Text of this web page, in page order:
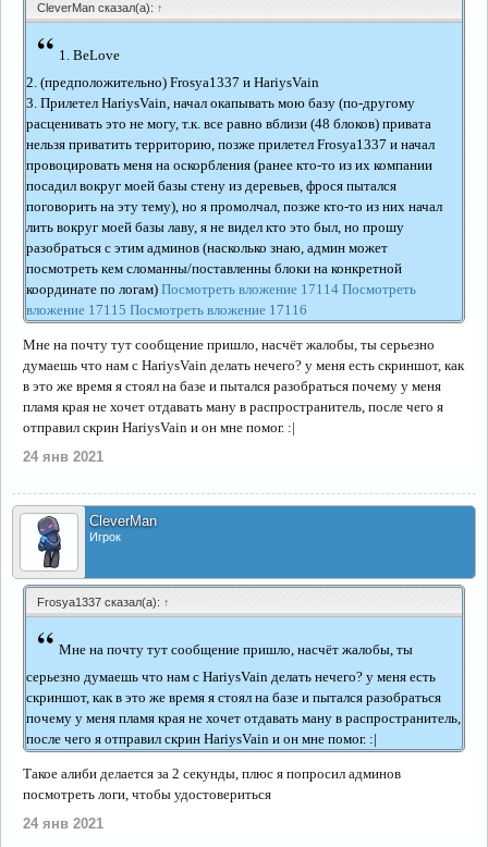
CleverMan сказал(а): ↑
“ 1. BeLove
2. (предположительно) Frosya1337 и HariysVain
3. Прилетел HariysVain, начал окапывать мою базу (по-другому
расценивать это не могу, т.к. все равно вблизи (48 блоков) привата
нельзя приватить территорию, позже прилетел Frosya1337 и начал
провоцировать меня на оскорбления (ранее кто-то из их компании
посадил вокруг моей базы стену из деревьев, фрося пытался
поговорить на эту тему), но я промолчал, позже кто-то из них начал
лить вокруг моей базы лаву, я не видел кто это был, но прошу
разобраться с этим админов (насколько знаю, админ может
посмотреть кем сломанны/поставленны блоки на конкретной
координате по логам) Посмотреть вложение 17114 Посмотреть
вложение 17115 Посмотреть вложение 17116
Мне на почту тут сообщение пришло, насчёт жалобы, ты серьезно
думаешь что нам с HariysVain делать нечего? у меня есть скриншот, как
в это же время я стоял на базе и пытался разобраться почему у меня
пламя края не хочет отдавать ману в распространитель, после чего я
отправил скрин HariysVain и он мне помог. :|
24 янв 2021
CleverMan
Игрок
Frosya1337 сказал(а): ↑
“ Мне на почту тут сообщение пришло, насчёт жалобы, ты
серьезно думаешь что нам с HariysVain делать нечего? у меня есть
скриншот, как в это же время я стоял на базе и пытался разобраться
почему у меня пламя края не хочет отдавать ману в распространитель,
после чего я отправил скрин HariysVain и он мне помог. :|
Такое алиби делается за 2 секунды, плюс я попросил админов
посмотреть логи, чтобы удостовериться
24 янв 2021